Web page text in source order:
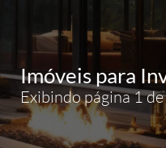
Imóveis para
Exibindo página 1